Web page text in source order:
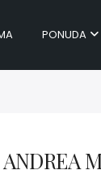
PONUDA
ANDREA